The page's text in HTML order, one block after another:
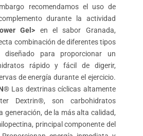
recomendamos el uso de
durante la actividad
Gel> en el sabor Granada,
combinación de diferentes tipos
diseñado para proporcionar un
rápido y fácil de digerir,
de energía durante el ejercicio.
Las dextrinas cíclicas altamente
Dextrin®, son carbohidratos
generación, de la más alta calidad,
principal componente del